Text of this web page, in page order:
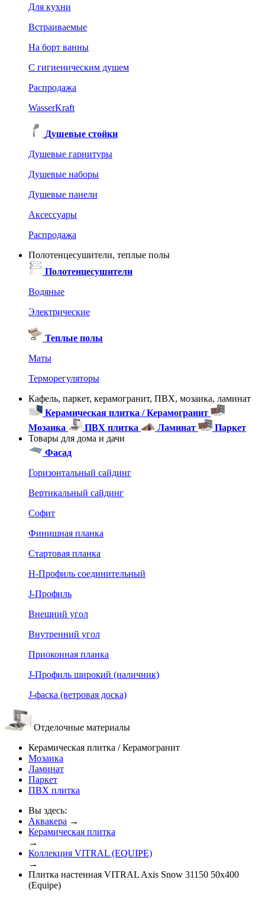
Для кухни
Встраиваемые
На борт ванны
C гигиеническим душем
Распродажа
WasserKraft
Душевые стойки
Душевые гарнитуры
Душевые наборы
Душевые панели
Аксессуары
Распродажа
Полотенцесушители, теплые полы
Полотенцесушители
Водяные
Электрические
Теплые полы
Маты
Терморегуляторы
Кафель, паркет, керамогранит, ПВХ, мозаика, ламинат
Керамическая плитка / Керамогранит
Мозаика
ПВХ плитка Ламинат
Паркет
Товары для дома и дачи
Фасад
Горизонтальный сайдинг
Вертикальный сайдинг
Софит
Финишная планка
Стартовая планка
Н-Профиль соединительный
J-Профиль
Внешний угол
Внутренний угол
Приоконная планка
J-Профиль широкий (наличник)
J-фаска (ветровая доска)
Отделочные материалы
Керамическая плитка / Керамогранит
Мозаика
Ламинат
Паркет
ПВХ плитка
Вы здесь:
Аквакера →
Керамическая плитка
→
Коллекция VITRAL (EQUIPE)
→
Плитка настенная VITRAL Axis Snow 31150 50x400
(Equipe)